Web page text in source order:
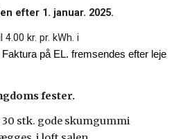
efter 1. januar. 2025.
kr. pr. kWh. i
Faktura på EL. fremsendes efter leje
fester.
stk. gode skumgummi